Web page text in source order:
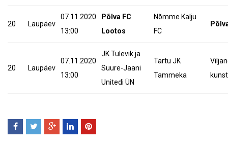
20 Laupäev
07.11.2020
13:00
Põlva FC
Lootos
Nõmme Kalju
FC
20 Laupäev
07.11.2020
13:00
JK Tulevik ja
Suure-Jaani
Unitedi ÜN
Tartu JK
Tammeka